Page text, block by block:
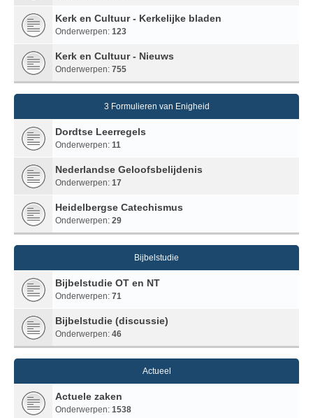
Kerk en Cultuur - Kerkelijke bladen
Onderwerpen: 123
Kerk en Cultuur - Nieuws
Onderwerpen: 755
3 Formulieren van Enigheid
Dordtse Leerregels
Onderwerpen: 11
Nederlandse Geloofsbelijdenis
Onderwerpen: 17
Heidelbergse Catechismus
Onderwerpen: 29
Bijbelstudie
Bijbelstudie OT en NT
Onderwerpen: 71
Bijbelstudie (discussie)
Onderwerpen: 46
Actueel
Actuele zaken
Onderwerpen: 1538